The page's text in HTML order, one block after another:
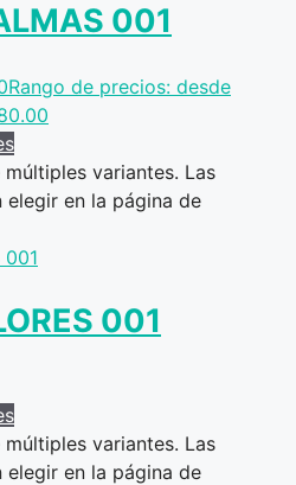
001
Rango de precios: desde
variantes. Las
elegir en la página de
001
variantes. Las
elegir en la página de